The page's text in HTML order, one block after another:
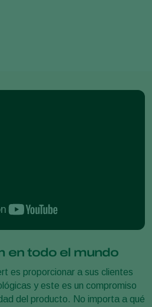
en todo el mundo
es proporcionar a sus clientes
y este es un compromiso
del producto. No importa a qué